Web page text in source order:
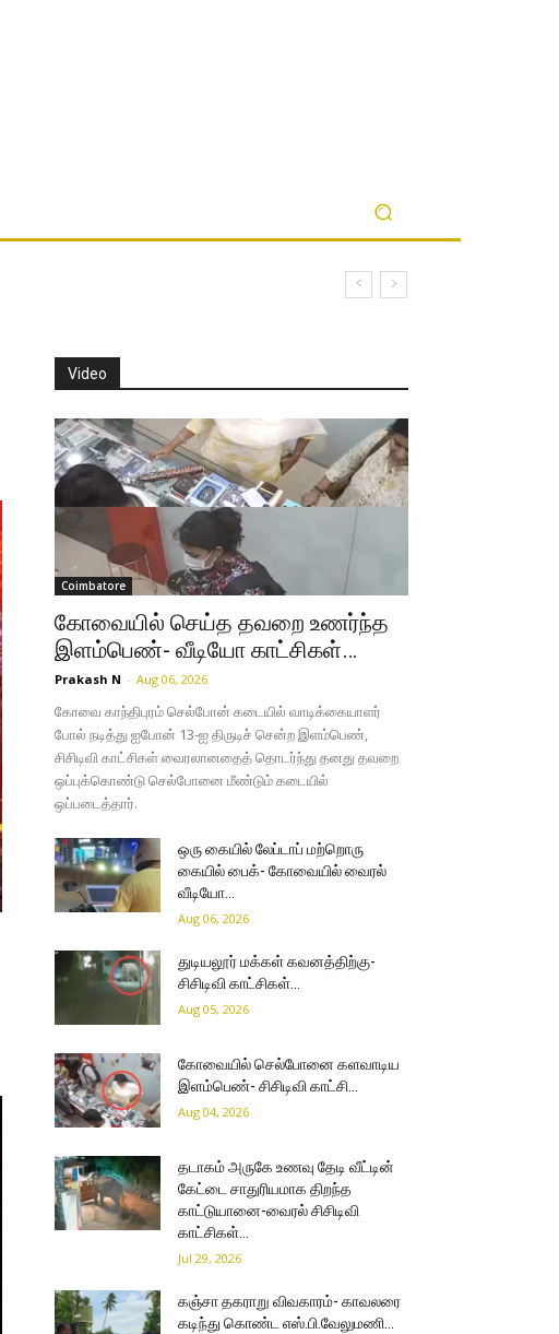
Video
Coimbatore
கோவையில் செய்த தவறை உணர்ந்த
இளம்பெண்- வீடியோ காட்சிகள்…
Prakash N - Aug 06, 2026
கோவை காந்திபுரம் செல்போன் கடையில் வாடிக்கையாளர்
போல் நடித்து ஐபோன் 13-ஐ திருடிச் சென்ற இளம்பெண்,
சிசிடிவி காட்சிகள் வைரலானதைத் தொடர்ந்து தனது தவறை
ஒப்புக்கொண்டு செல்போனை மீண்டும் கடையில்
ஒப்படைத்தார்.
ஒரு கையில் லேப்டாப் மற்றொரு
கையில் பைக்- கோவையில் வைரல்
வீடியோ…
Aug 06, 2026
துடியலூர் மக்கள் கவனத்திற்கு-
சிசிடிவி காட்சிகள்…
Aug 05, 2026
கோவையில் செல்போனை களவாடிய
இளம்பெண்- சிசிடிவி காட்சி…
Aug 04, 2026
தடாகம் அருகே உணவு தேடி வீட்டின்
கேட்டை சாதுரியமாக திறந்த
காட்டுயானை-வைரல் சிசிடிவி
காட்சிகள்…
Jul 29, 2026
கஞ்சா தகராறு விவகாரம்- காவலரை
கடிந்து கொண்ட எஸ்.பி.வேலுமணி…